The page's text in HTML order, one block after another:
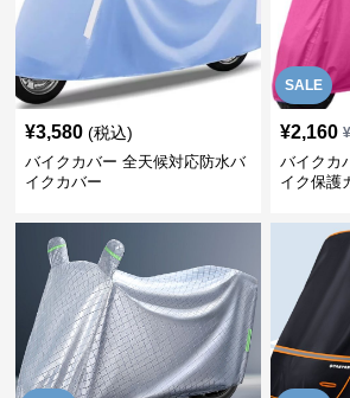
¥3,580 (税込)
バイクカバー 全天候対応防水バ
イクカバー
SALE
¥2,160 ¥
バイクカ
イク保護